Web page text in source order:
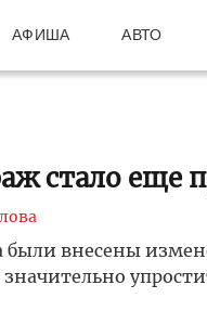
АФИША АВТО
стало еще
были внесены